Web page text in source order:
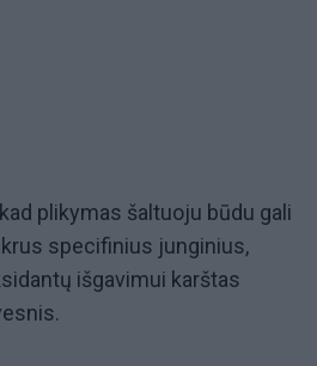
plikymas šaltuoju būdu gali
specifinius junginius,
išgavimui karštas